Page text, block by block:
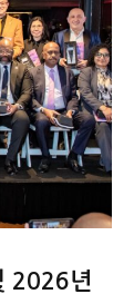
2026년